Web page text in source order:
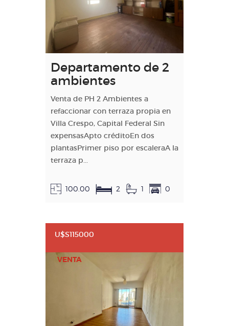
Departamento de 2
ambientes
Venta de PH 2 Ambientes a
refaccionar con terraza propia en
Villa Crespo, Capital Federal Sin
expensasApto créditoEn dos
plantasPrimer piso por escaleraA la
terraza p...
100.00 2 1 0
U$S115000
VENTA